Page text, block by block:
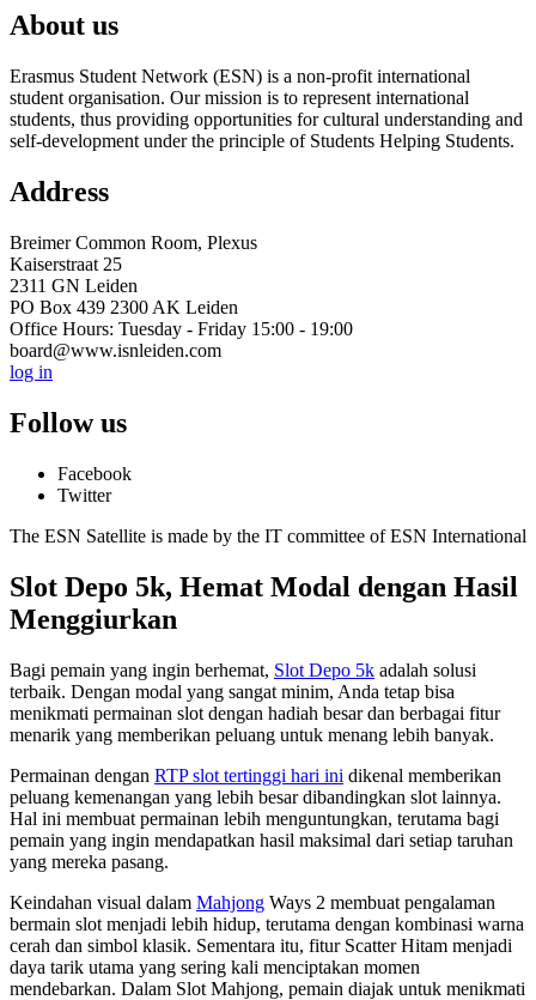
About us
Erasmus Student Network (ESN) is a non-profit international
student organisation. Our mission is to represent international
students, thus providing opportunities for cultural understanding and
self-development under the principle of Students Helping Students.
Address
Breimer Common Room, Plexus
Kaiserstraat 25
2311 GN Leiden
PO Box 439 2300 AK Leiden
Office Hours: Tuesday - Friday 15:00 - 19:00
board@www.isnleiden.com
log in
Follow us
Facebook
Twitter
The ESN Satellite is made by the IT committee of ESN International
Slot Depo 5k, Hemat Modal dengan Hasil
Menggiurkan
Bagi pemain yang ingin berhemat, Slot Depo 5k adalah solusi
terbaik. Dengan modal yang sangat minim, Anda tetap bisa
menikmati permainan slot dengan hadiah besar dan berbagai fitur
menarik yang memberikan peluang untuk menang lebih banyak.
Permainan dengan RTP slot tertinggi hari ini dikenal memberikan
peluang kemenangan yang lebih besar dibandingkan slot lainnya.
Hal ini membuat permainan lebih menguntungkan, terutama bagi
pemain yang ingin mendapatkan hasil maksimal dari setiap taruhan
yang mereka pasang.
Keindahan visual dalam Mahjong Ways 2 membuat pengalaman
bermain slot menjadi lebih hidup, terutama dengan kombinasi warna
cerah dan simbol klasik. Sementara itu, fitur Scatter Hitam menjadi
daya tarik utama yang sering kali menciptakan momen
mendebarkan. Dalam Slot Mahjong, pemain diajak untuk menikmati